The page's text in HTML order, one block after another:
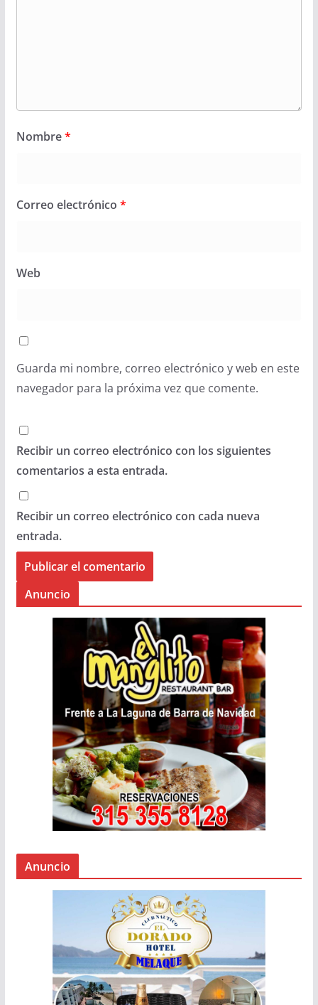
Nombre*
Correo electrónico *
Web
Guarda mi nombre, correo electrónico y web en este
navegador para la próxima vez que comente.
Recibir un correo electrónico con los siguientes
comentarios a esta entrada.
Recibir un correo electrónico con cada nueva
entrada.
Anuncio
Anuncio